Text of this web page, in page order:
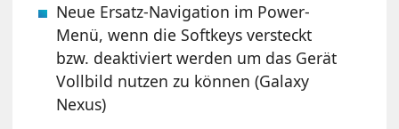
Neue Ersatz-Navigation im Power-
Menü, wenn die Softkeys versteckt
bzw. deaktiviert werden um das Gerät
Vollbild nutzen zu können (Galaxy
Nexus)